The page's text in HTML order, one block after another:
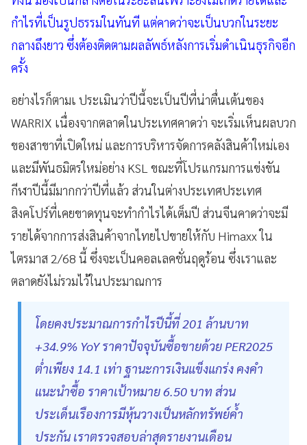
กำไรที่เป็นรูปธรรมในทันที แต่คาดว่าจะเป็นบวกในระยะ
กลางถึงยาว ซึ่งต้องติดตามผลลัพธ์หลังการเริ่มดำเนินธุรกิจอีก
ครั้ง
อย่างไรก็ตามเ ประเมินว่าปีนี้จะเป็นปีที่น่าตื่นเต้นของ
WARRIX เนื่องจากตลาดในประเทศคาดว่า จะเริ่มเห็นผลบวก
ของสาขาที่เปิดใหม่ และการบริหารจัดการคลังสินค้าใหม่เอง
และมีพันธมิตรใหม่อย่าง KSL ขณะที่โปรแกรมการแข่งขัน
กีฬาปีนี้มีมากกว่าปีที่แล้ว ส่วนในต่างประเทศประเทศ
สิงคโปร์ที่เคยขาดทุนจะทำกำไรได้เต็มปี ส่วนจีนคาดว่าจะมี
รายได้จากการส่งสินค้าจากไทยไปขายให้กับ Himaxx ใน
ไตรมาส 2/68 นี้ ซึ่งจะเป็นคอลเลคชั่นฤดูร้อน ซึ่งเราและ
ตลาดยังไม่รวมไว้ในประมาณการ
โดยคงประมาณการกำไรปีนี้ที่ 201 ล้านบาท
+34.9% YoY ราคาปัจจุบันซื้อขายด้วย PER2025
ต่ำเพียง 14.1 เท่า ฐานะการเงินแข็งแกร่ง คงคำ
แนะนำซื้อ ราคาเป้าหมาย 6.50 บาท ส่วน
ประเด็นเรืองการมีหุ้นวางเป็นหลักทรัพย์ค้ำ
ประกัน เราตรวจสอบล่าสุดรายงานเดือน